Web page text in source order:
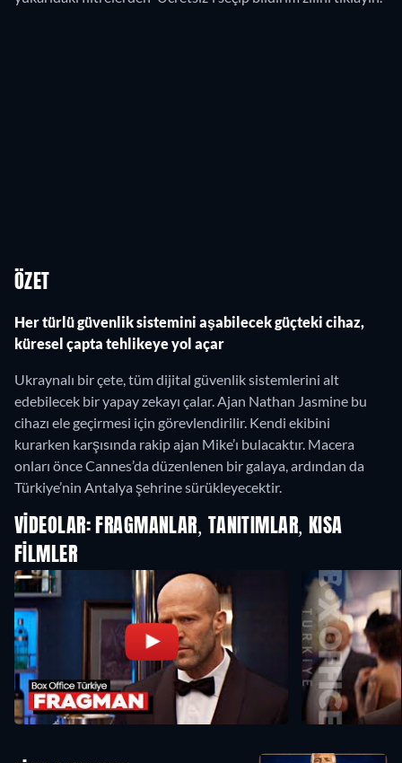
ÖZET
Her türlü güvenlik sistemini aşabilecek güçteki cihaz,
küresel çapta tehlikeye yol açar
Ukraynalı bir çete, tüm dijital güvenlik sistemlerini alt
edebilecek bir yapay zekayı çalar. Ajan Nathan Jasmine bu
cihazı ele geçirmesi için görevlendirilir. Kendi ekibini
kurarken karşısında rakip ajan Mike’ı bulacaktır. Macera
onları önce Cannes’da düzenlenen bir galaya, ardından da
Türkiye’nin Antalya şehrine sürükleyecektir.
VIDEOLAR: FRAGMANLAR, TANITIMLAR, KISA
FILMLER